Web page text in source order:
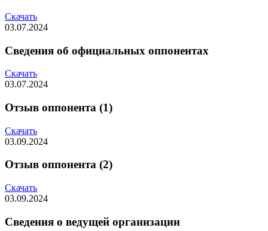
Скачать
03.07.2024
Сведения об официальных оппонентах
Скачать
03.07.2024
Отзыв оппонента (1)
Скачать
03.09.2024
Отзыв оппонента (2)
Скачать
03.09.2024
Сведения о ведущей организации